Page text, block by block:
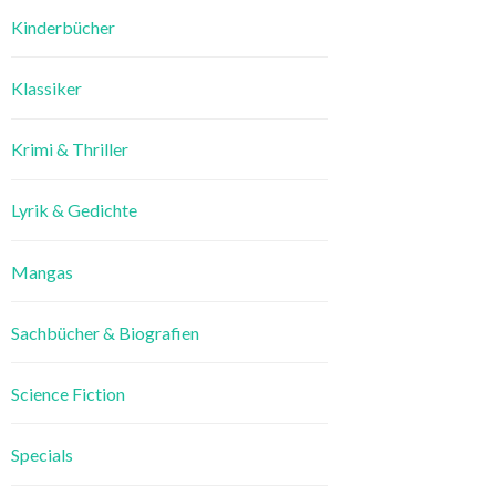
Kinderbücher
Klassiker
Krimi & Thriller
Lyrik & Gedichte
Mangas
Sachbücher & Biografien
Science Fiction
Specials